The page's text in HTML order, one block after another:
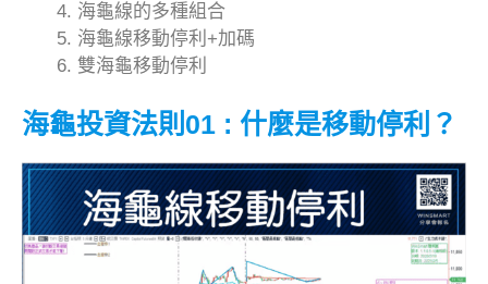
海龜線的多種組合
海龜線移動停利+加碼
雙海龜移動停利
海龜投資法則01 : 什麼是移動停利？